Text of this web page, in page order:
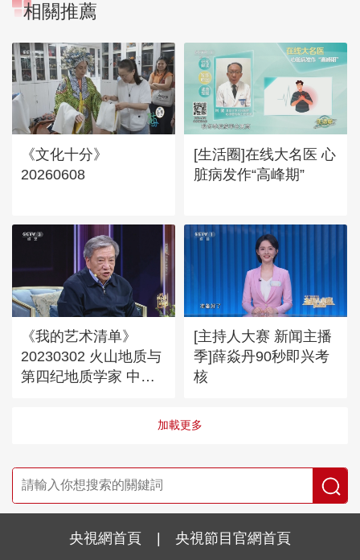
相關推薦
《文化十分》
20260608
[生活圈]在线大名医 心
脏病发作“高峰期”
《我的艺术清单》
20230302 火山地质与
第四纪地质学家 中国
院地质与地球物理研究
[主持人大赛 新闻主播
季]薛焱丹90秒即兴考
核
加載更多
央視網首頁 | 央視節目官網首頁